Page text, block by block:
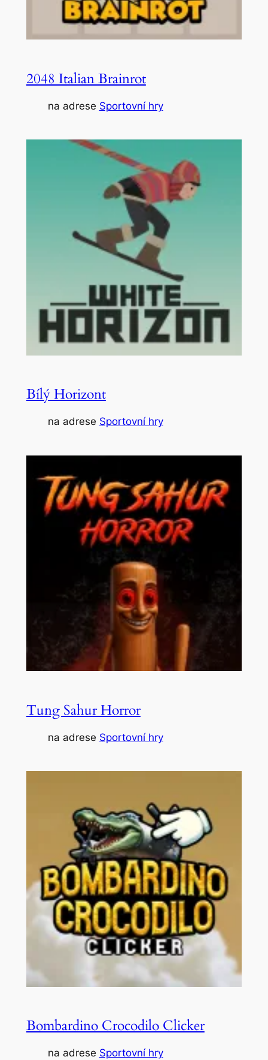
2048 Italian Brainrot
na adrese Sportovní hry
Bílý Horizont
na adrese Sportovní hry
Tung Sahur Horror
na adrese Sportovní hry
Bombardino Crocodilo Clicker
na adrese Sportovní hry